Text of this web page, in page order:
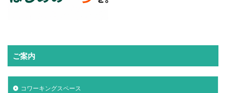
ご案内
コワーキングスペース